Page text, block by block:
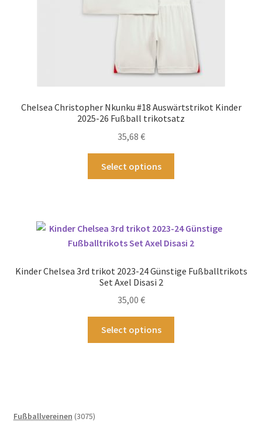
werden
Chelsea Christopher Nkunku #18 Auswärtstrikot Kinder
2025-26 Fußball trikotsatz
35,68 €
Select options
auf.
Die
können
Produktseite
Kinder Chelsea 3rd trikot 2023-24 Günstige Fußballtrikots
Set Axel Disasi 2
35,00 €
Select options
Fußballvereinen 30753075